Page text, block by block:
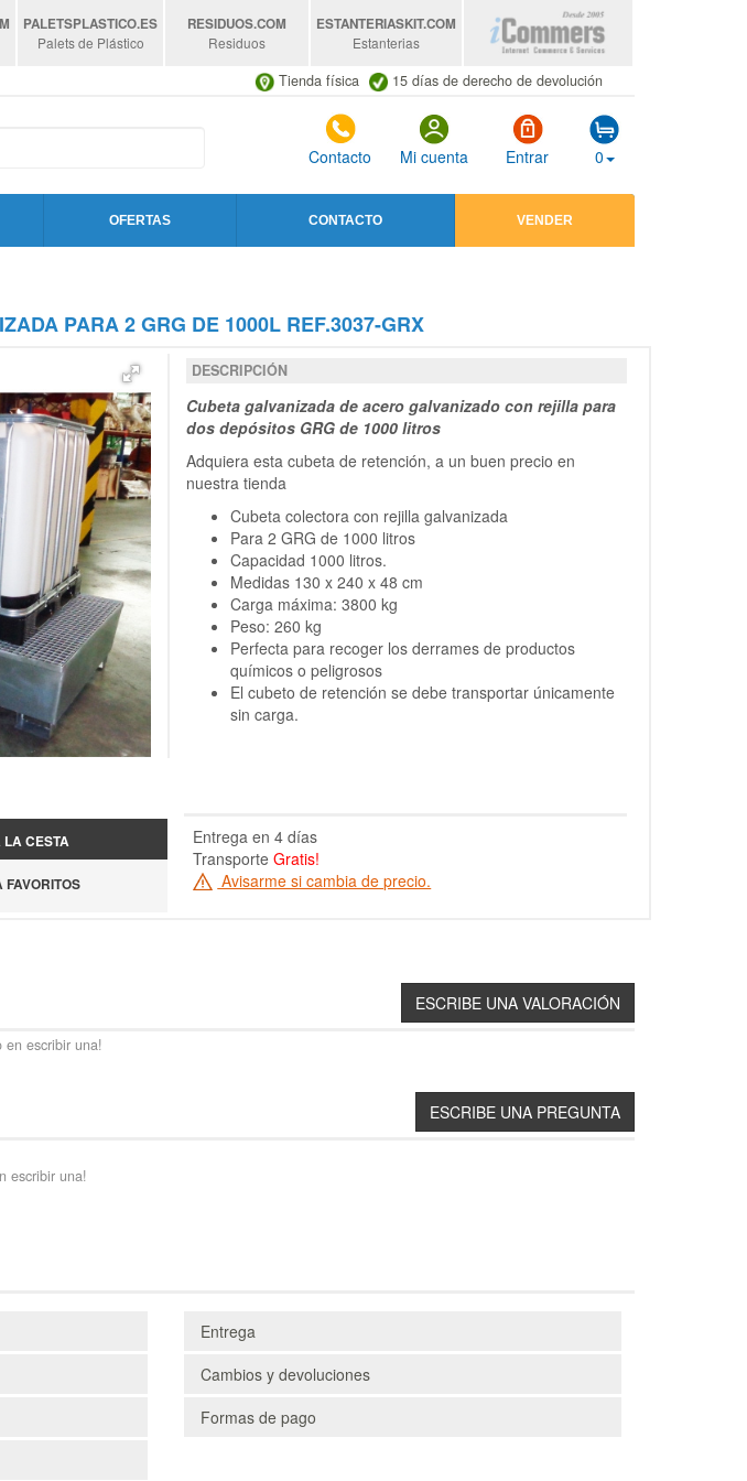
PALETSPLASTICO.ES
Palets de Plástico
RESIDUOS.COM
Residuos
ESTANTERIASKIT.COM
Estanterias
Tienda física 15 días de derecho de devolución
Contacto Mi cuenta Entrar 0
OFERTAS CONTACTO VENDER
PARA 2 GRG DE 1000L REF.3037-GRX
DESCRIPCIÓN
Cubeta galvanizada de acero galvanizado con rejilla para
dos depósitos GRG de 1000 litros
Adquiera esta cubeta de retención, a un buen precio en
nuestra tienda
Cubeta colectora con rejilla galvanizada
Para 2 GRG de 1000 litros
Capacidad 1000 litros.
Medidas 130 x 240 x 48 cm
Carga máxima: 3800 kg
Peso: 260 kg
Perfecta para recoger los derrames de productos
químicos o peligrosos
El cubeto de retención se debe transportar únicamente
sin carga.
CESTA
Entrega en 4 días
TransporteGratis!
Avisarme si cambia de precio.
en escribir una!
escribir una!
Entrega
Cambios y devoluciones
Formas de pago